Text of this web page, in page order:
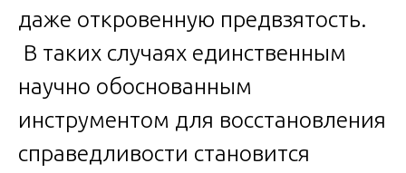
даже откровенную предвзятость.
В таких случаях единственным
научно обоснованным
инструментом для восстановления
справедливости становится